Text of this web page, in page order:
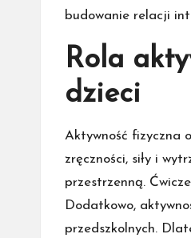
budowanie relacji
Rola
dzieci
Aktywność fizyczna
zręczności, siły i
przestrzenną.
Dodatkowo,
przedszkolnych.